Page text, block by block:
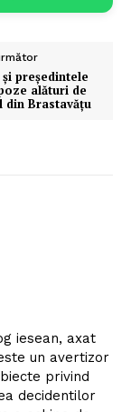
preşedintele
alături de
Brastavăţu
iesean, axat
un avertizor
privind
decidentilor